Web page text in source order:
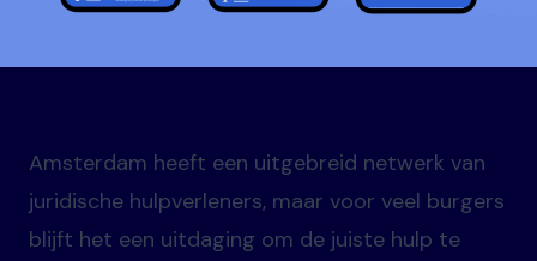
Amsterdam heeft een uitgebreid netwerk van
juridische hulpverleners, maar voor veel burgers
blijft het een uitdaging om de juiste hulp te